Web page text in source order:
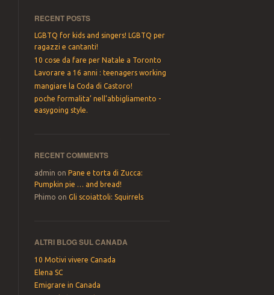
RECENT POSTS
LGBTQ for kids and singers! LGBTQ per
ragazzi e cantanti!
10 cose da fare per Natale a Toronto
Lavorare a 16 anni : teenagers working
mangiare la Coda di Castoro!
poche formalita’ nell’abbigliamento -
easygoing style.
RECENT COMMENTS
admin onPane e torta di Zucca:
Pumpkin pie … and bread!
Phimo onGli scoiattoli: Squirrels
ALTRI BLOG SUL CANADA
10 Motivi vivere Canada
Elena SC
Emigrare in Canada